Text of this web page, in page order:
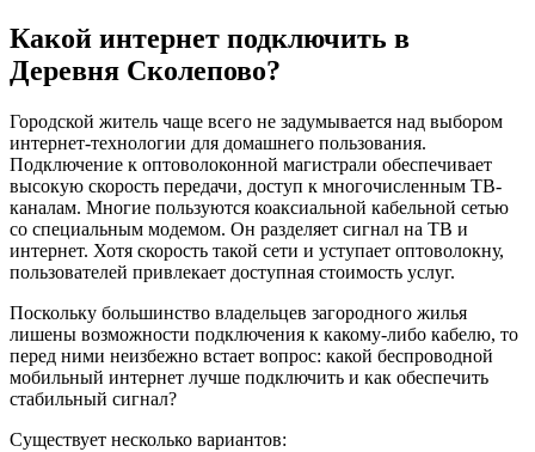
Какой интернет подключить в
Деревня Сколепово?
Городской житель чаще всего не задумывается над выбором
интернет-технологии для домашнего пользования.
Подключение к оптоволоконной магистрали обеспечивает
высокую скорость передачи, доступ к многочисленным ТВ-
каналам. Многие пользуются коаксиальной кабельной сетью
со специальным модемом. Он разделяет сигнал на ТВ и
интернет. Хотя скорость такой сети и уступает оптоволокну,
пользователей привлекает доступная стоимость услуг.
Поскольку большинство владельцев загородного жилья
лишены возможности подключения к какому-либо кабелю, то
перед ними неизбежно встает вопрос: какой беспроводной
мобильный интернет лучше подключить и как обеспечить
стабильный сигнал?
Существует несколько вариантов: